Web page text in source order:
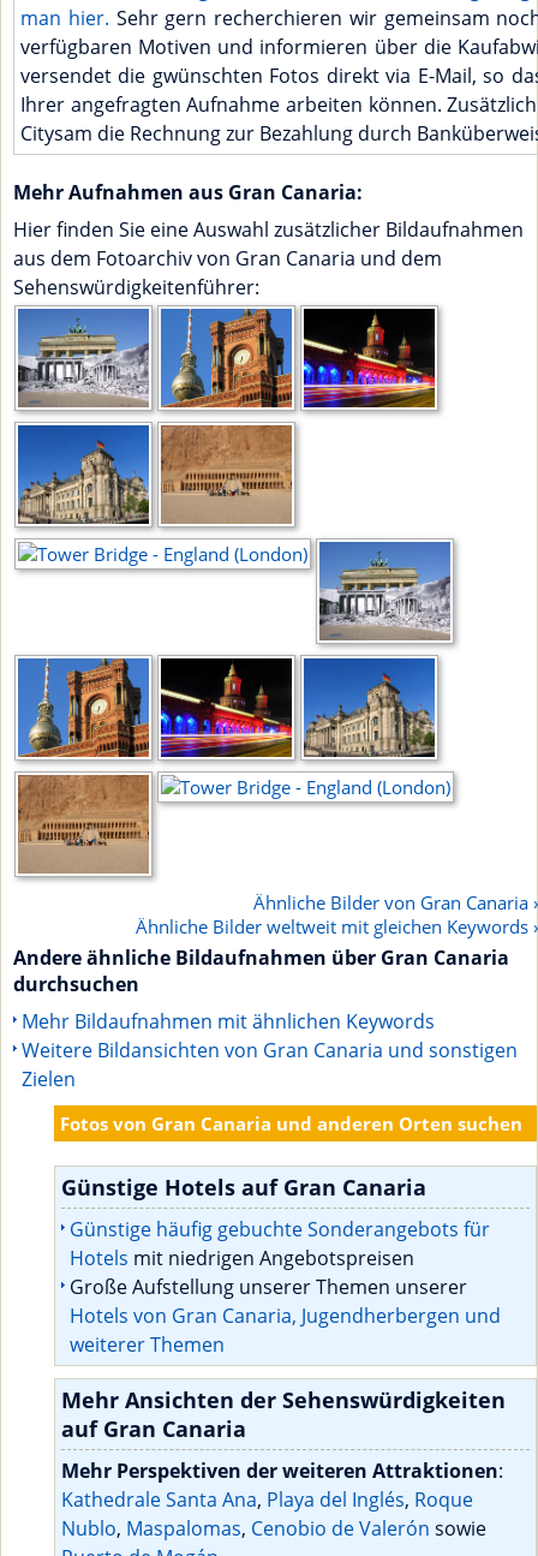
man hier. Sehr gern recherchieren wir gemeinsam
verfügbaren Motiven und informieren über die
versendet die gwünschten Fotos direkt via E-Mail, so
Ihrer angefragten Aufnahme arbeiten können.
Citysam die Rechnung zur Bezahlung durch
Mehr Aufnahmen aus Gran Canaria:
Hier finden Sie eine Auswahl zusätzlicher Bildaufnahmen
aus dem Fotoarchiv von Gran Canaria und dem
Sehenswürdigkeitenführer:
Ähnliche Bilder von Gran Canaria
Ähnliche Bilder weltweit mit gleichen Keywords
Andere ähnliche Bildaufnahmen über Gran Canaria
durchsuchen
Mehr Bildaufnahmen mit ähnlichen Keywords
Weitere Bildansichten von Gran Canaria und sonstigen
Zielen
Fotos von Gran Canaria und anderen Orten suchen
Günstige Hotels auf Gran Canaria
Günstige häufig gebuchte Sonderangebots für
Hotels mit niedrigen Angebotspreisen
Große Aufstellung unserer Themen unserer
Hotels von Gran Canaria, Jugendherbergen und
weiterer Themen
Mehr Ansichten der Sehenswürdigkeiten
auf Gran Canaria
Mehr Perspektiven der weiteren Attraktionen:
Kathedrale Santa Ana, Playa del Inglés, Roque
Nublo, Maspalomas, Cenobio de Valerón sowie